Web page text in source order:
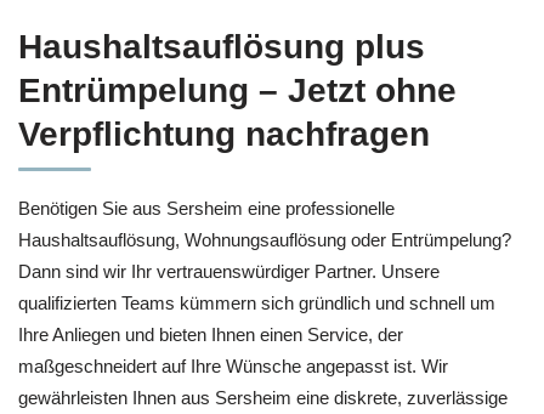
Haushaltsauflösung plus
Entrümpelung – Jetzt ohne
Verpflichtung nachfragen
Benötigen Sie aus Sersheim eine professionelle
Haushaltsauflösung, Wohnungsauflösung oder Entrümpelung?
Dann sind wir Ihr vertrauenswürdiger Partner. Unsere
qualifizierten Teams kümmern sich gründlich und schnell um
Ihre Anliegen und bieten Ihnen einen Service, der
maßgeschneidert auf Ihre Wünsche angepasst ist. Wir
gewährleisten Ihnen aus Sersheim eine diskrete, zuverlässige